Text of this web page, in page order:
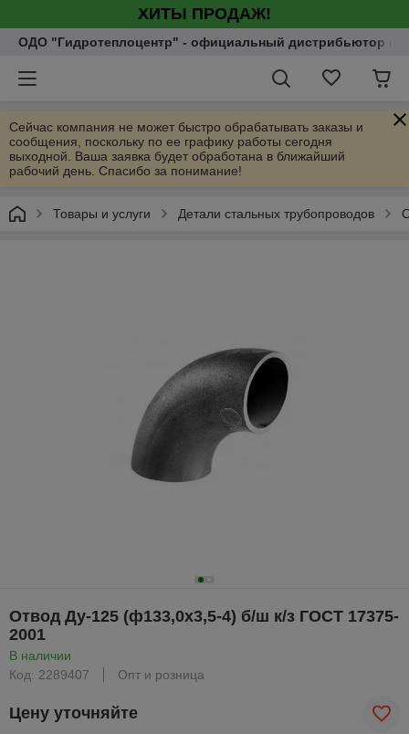
ХИТЫ ПРОДАЖ!
ОДО "Гидротеплоцентр" - официальный дистрибьютор
Сейчас компания не может быстро обрабатывать заказы и
сообщения, поскольку по ее графику работы сегодня
выходной. Ваша заявка будет обработана в ближайший
рабочий день. Спасибо за понимание!
Товары и услуги Детали стальных трубопроводов
Отвод Ду-125 (ф133,0х3,5-4) б/ш к/з ГОСТ 17375-
2001
В наличии
Код: 2289407
Опт и розница
Цену уточняйте